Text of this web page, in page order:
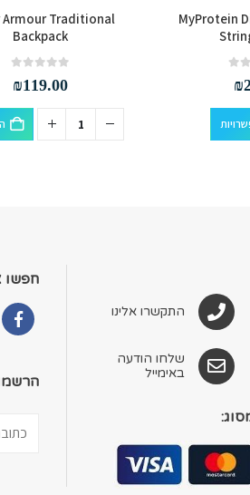
MyProtein
₪
למוצר זה יש מספר סוגים. ניתן לבחור את האפשרויות בעמוד המוצר
Armour Traditional
Backpack
₪119.00
התקשרו אלינו
שלחו הודעה
באימייל
חפשו